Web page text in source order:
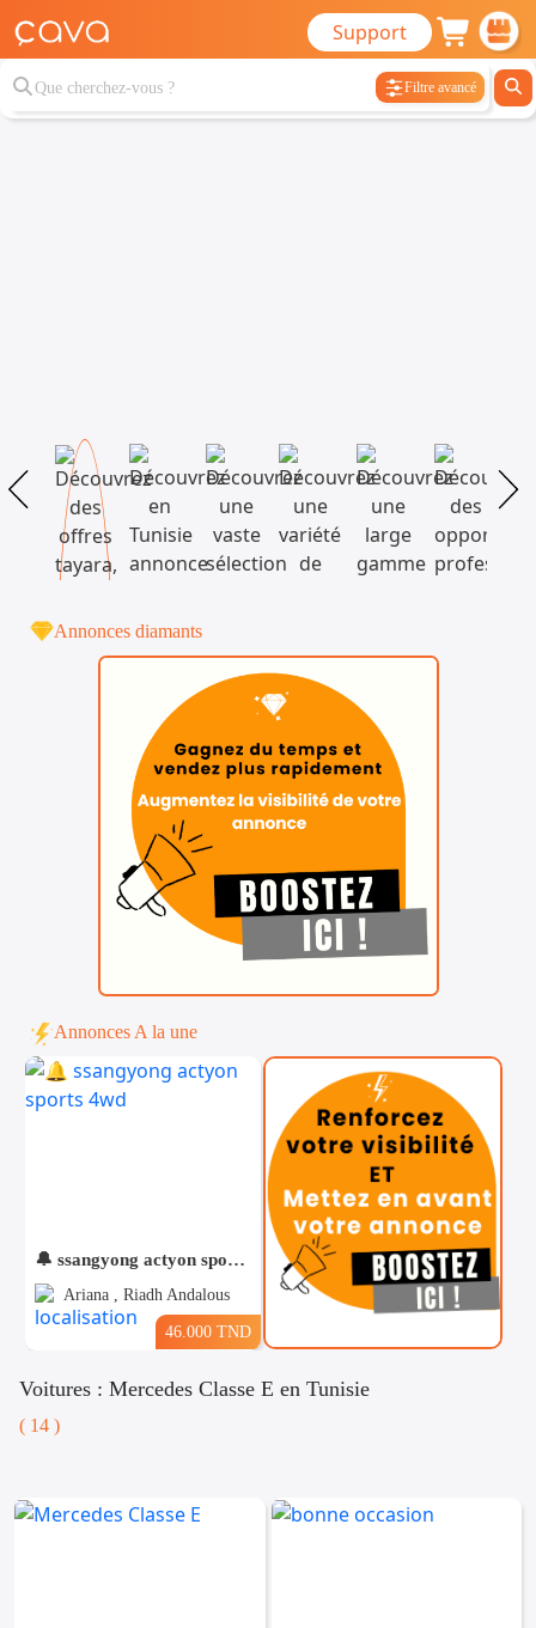
Support
Filtre avancé
Voitures
Annonces diamants
Annonces A la une
🔔 ssangyong actyon sports 4wd
Ariana , Riadh Andalous
46.000 TND
Voitures : Mercedes Classe E en Tunisie
( 14 )